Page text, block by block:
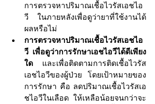
การตรวจหาปริมาณเชื้อไวรัสเอชไอ
วี ในภายหลังเพื่อดูว่ายาที่ใช้งานได้
ผลหรือไม่
การตรวจหาปริมาณเชื้อไวรัสเอชไอ
วี เพื่อดูว่าการรักษาเอชไอวีได้ดีเพียง
ใด และเพื่อติดตามการติดเชื้อไวรัส
เอชไอวีของผู้ป่วย  โดยเป้าหมายของ
การรักษา คือ ลดปริมาณเชื้อไวรัสเอ
ชไอวีในเลือด ให้เหลือน้อยจนกว่าจะ